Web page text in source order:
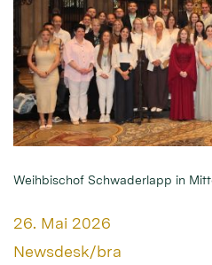
Weihbischof Schwaderlapp in
Datum:
26. Mai 2026
Von:
Newsdesk/bra